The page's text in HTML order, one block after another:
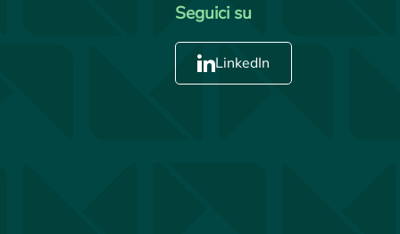
Seguici su
LinkedIn